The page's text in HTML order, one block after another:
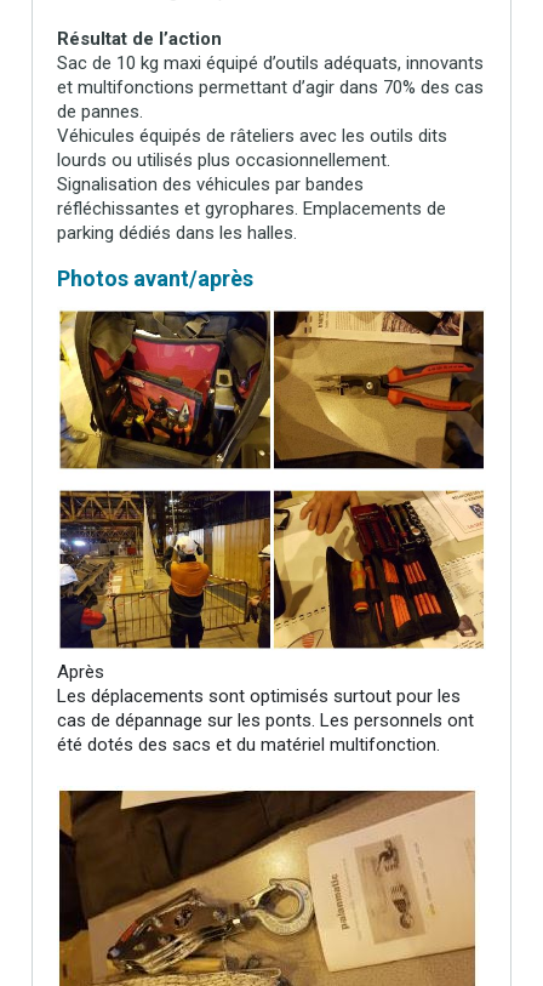
Résultat de l’action
Sac de 10 kg maxi équipé d’outils adéquats, innovants
et multifonctions permettant d’agir dans 70% des cas
de pannes.
Véhicules équipés de râteliers avec les outils dits
lourds ou utilisés plus occasionnellement.
Signalisation des véhicules par bandes
réfléchissantes et gyrophares. Emplacements de
parking dédiés dans les halles.
Photos avant/après
Après
Les déplacements sont optimisés surtout pour les
cas de dépannage sur les ponts. Les personnels ont
été dotés des sacs et du matériel multifonction.